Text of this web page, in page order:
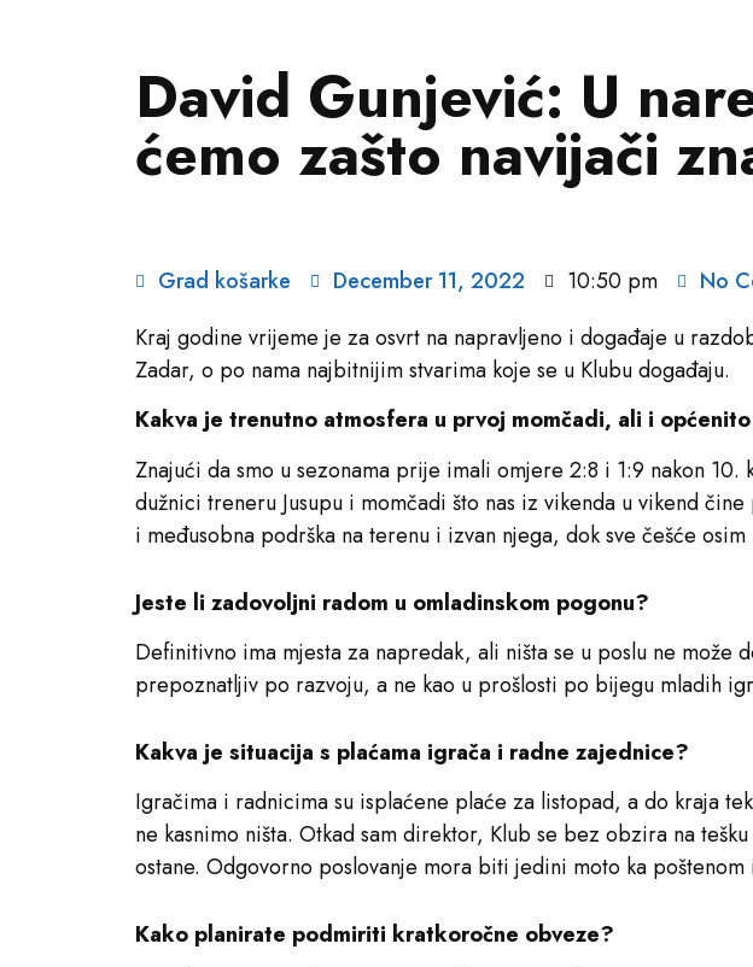
David Gunjević: U
ćemo zašto navijači
Grad košarke December 11, 2022 10:50 pm
No
Kraj godine vrijeme je za osvrt na napravljeno i događaje u
Zadar, o po nama najbitnijim stvarima koje se u Klubu događaju.
Kakva je trenutno atmosfera u prvoj momčadi, ali i
Znajući da smo u sezonama prije imali omjere 2:8 i 1:9 nakon
dužnici treneru Jusupu i momčadi što nas iz vikenda u vikend
i međusobna podrška na terenu i izvan njega, dok sve češće
Jeste li zadovoljni radom u omladinskom pogonu?
Definitivno ima mjesta za napredak, ali ništa se u poslu ne
prepoznatljiv po razvoju, a ne kao u prošlosti po bijegu mladih
Kakva je situacija s plaćama igrača i radne zajednice?
Igračima i radnicima su isplaćene plaće za listopad, a do kraja
ne kasnimo ništa. Otkad sam direktor, Klub se bez obzira na
ostane. Odgovorno poslovanje mora biti jedini moto ka poštenom
Kako planirate podmiriti kratkoročne obveze?